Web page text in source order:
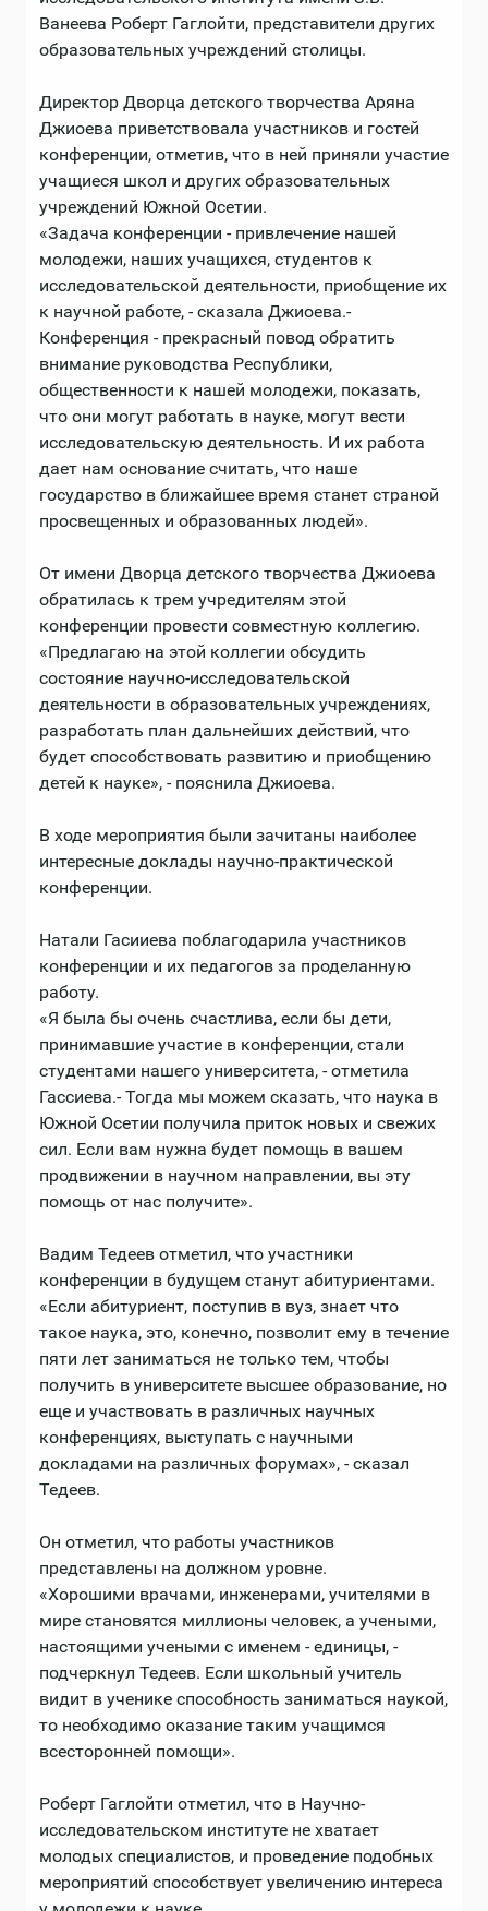
Ванеева Роберт Гаглойти, представители других
образовательных учреждений столицы.
Директор Дворца детского творчества Аряна
Джиоева приветствовала участников и гостей
конференции, отметив, что в ней приняли участие
учащиеся школ и других образовательных
учреждений Южной Осетии.
«Задача конференции - привлечение нашей
молодежи, наших учащихся, студентов к
исследовательской деятельности, приобщение их
к научной работе, - сказала Джиоева.-
Конференция - прекрасный повод обратить
внимание руководства Республики,
общественности к нашей молодежи, показать,
что они могут работать в науке, могут вести
исследовательскую деятельность. И их работа
дает нам основание считать, что наше
государство в ближайшее время станет страной
просвещенных и образованных людей».
От имени Дворца детского творчества Джиоева
обратилась к трем учредителям этой
конференции провести совместную коллегию.
«Предлагаю на этой коллегии обсудить
состояние научно-исследовательской
деятельности в образовательных учреждениях,
разработать план дальнейших действий, что
будет способствовать развитию и приобщению
детей к науке», - пояснила Джиоева.
В ходе мероприятия были зачитаны наиболее
интересные доклады научно-практической
конференции.
Натали Гасииева поблагодарила участников
конференции и их педагогов за проделанную
работу.
«Я была бы очень счастлива, если бы дети,
принимавшие участие в конференции, стали
студентами нашего университета, - отметила
Гассиева.- Тогда мы можем сказать, что наука в
Южной Осетии получила приток новых и свежих
сил. Если вам нужна будет помощь в вашем
продвижении в научном направлении, вы эту
помощь от нас получите».
Вадим Тедеев отметил, что участники
конференции в будущем станут абитуриентами.
«Если абитуриент, поступив в вуз, знает что
такое наука, это, конечно, позволит ему в течение
пяти лет заниматься не только тем, чтобы
получить в университете высшее образование, но
еще и участвовать в различных научных
конференциях, выступать с научными
докладами на различных форумах», - сказал
Тедеев.
Он отметил, что работы участников
представлены на должном уровне.
«Хорошими врачами, инженерами, учителями в
мире становятся миллионы человек, а учеными,
настоящими учеными с именем - единицы, -
подчеркнул Тедеев. Если школьный учитель
видит в ученике способность заниматься наукой,
то необходимо оказание таким учащимся
всесторонней помощи».
Роберт Гаглойти отметил, что в Научно-
исследовательском институте не хватает
молодых специалистов, и проведение подобных
мероприятий способствует увеличению интереса